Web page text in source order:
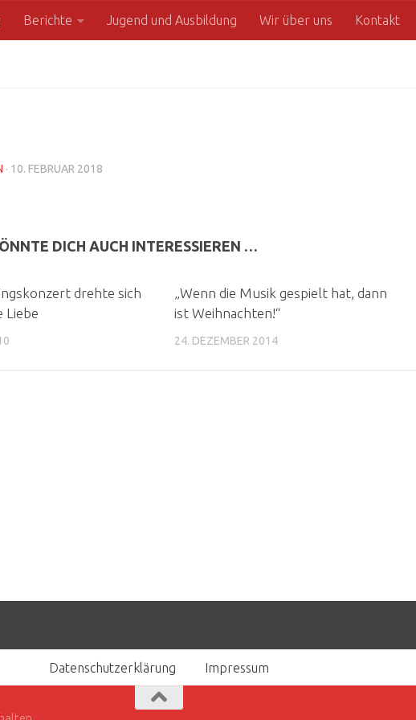
Berichte Jugend und Ausbildung Wir über uns Kontakt
· 10. FEBRUAR 2018
DICH AUCH INTERESSIEREN …
drehte sich
Liebe
„Wenn die Musik gespielt hat, dann
ist Weihnachten!“
24. DEZEMBER 2014
Datenschutzerklärung Impressum